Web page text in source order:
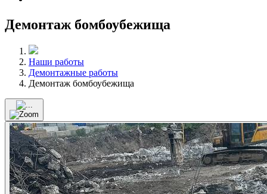
Демонтаж бомбоубежища
Наши работы
Демонтажные работы
Демонтаж бомбоубежища